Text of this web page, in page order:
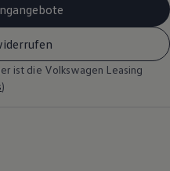
ist die Volkswagen Leasing
)